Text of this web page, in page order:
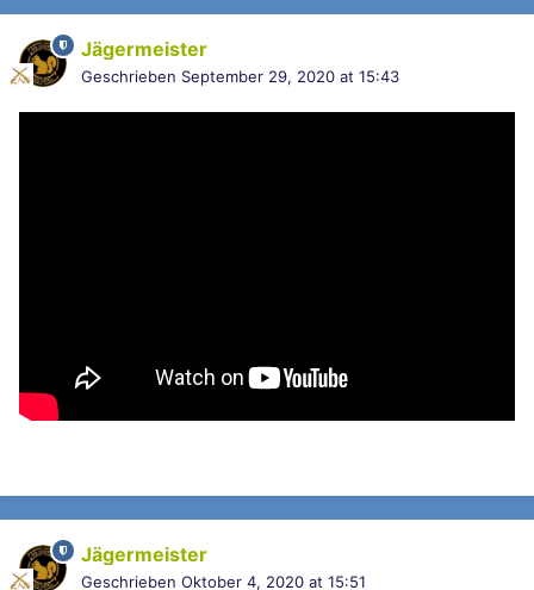
Jägermeister
Geschrieben September 29, 2020 at 15:43
Jägermeister
Geschrieben Oktober 4, 2020 at 15:51